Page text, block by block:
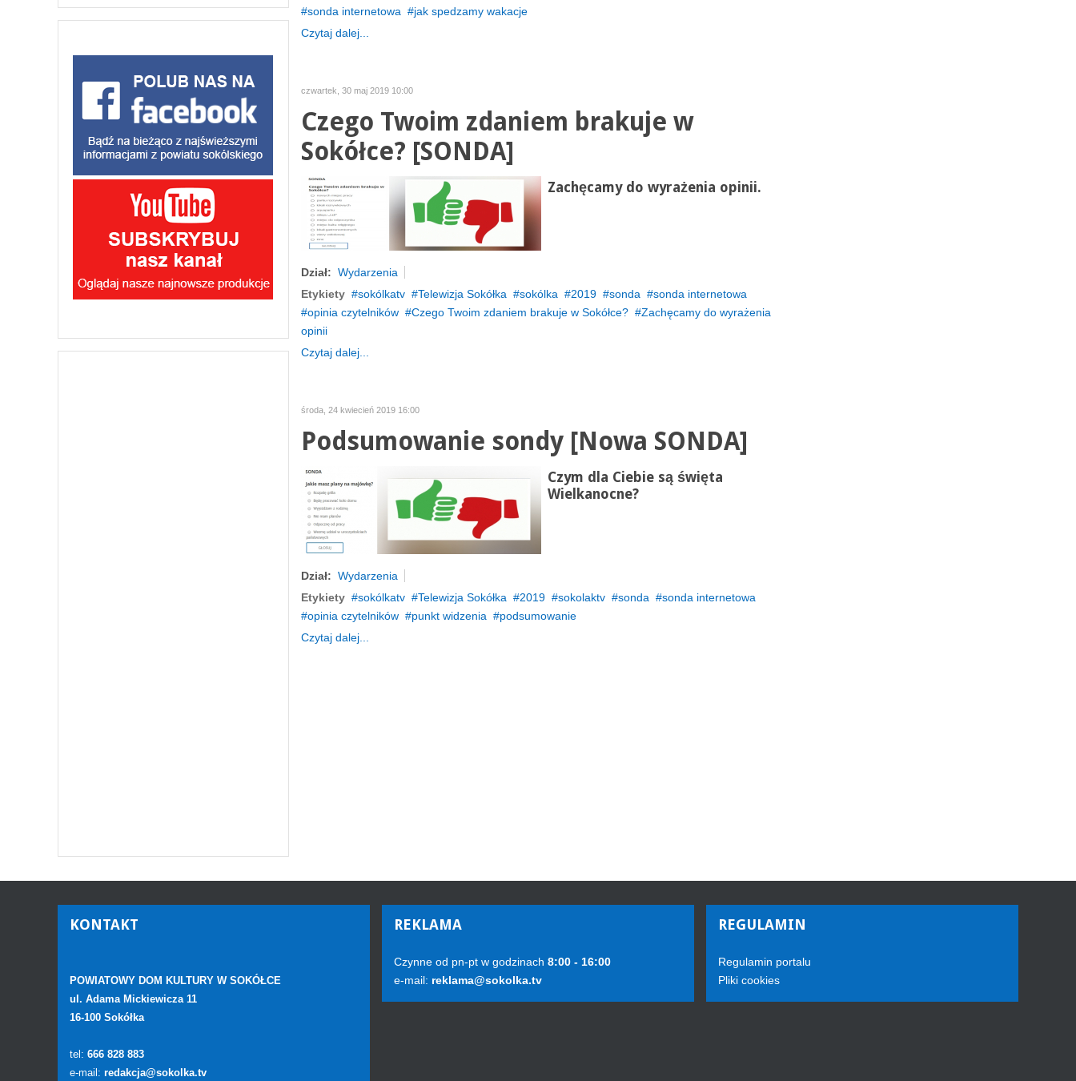
sonda internetowa
jak spedzamy wakacje
Czytaj dalej...
czwartek, 30 maj 2019 10:00
Czego Twoim zdaniem brakuje w
Sokółce? [SONDA]
Zachęcamy do wyrażenia opinii.
Dział: Wydarzenia
Etykiety
sokólkatv Telewizja Sokółka sokólka 2019 sonda
sonda internetowa
opinia czytelników
Czego Twoim zdaniem brakuje w Sokółce?
Zachęcamy do wyrażenia
opinii
Czytaj dalej...
środa, 24 kwiecień 2019 16:00
Podsumowanie sondy [Nowa SONDA]
Czym dla Ciebie są święta
Wielkanocne?
Dział: Wydarzenia
Etykiety
sokólkatv Telewizja Sokółka 2019 sokolaktv sonda
sonda internetowa
opinia czytelników
punkt widzenia
podsumowanie
Czytaj dalej...
KONTAKT
POWIATOWY DOM KULTURY W SOKÓŁCE
ul. Adama Mickiewicza 11
16-100 Sokółka
tel: 666 828 883
e-mail: redakcja@sokolka.tv
REKLAMA
Czynne od pn-pt w godzinach 8:00 - 16:00
e-mail: reklama@sokolka.tv
REGULAMIN
Regulamin portalu
Pliki cookies